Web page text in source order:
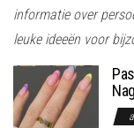
informatie over
leuke ideeën voor